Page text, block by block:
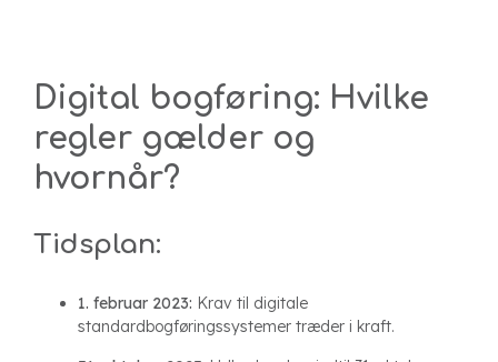
Digital bogføring: Hvilke
regler gælder og
hvornår?
Tidsplan:
1. februar 2023: Krav til digitale
standardbogføringssystemer træder i kraft.